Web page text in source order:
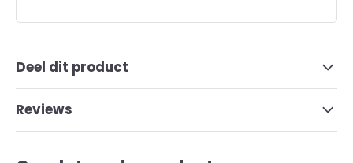
Deel dit product
Reviews